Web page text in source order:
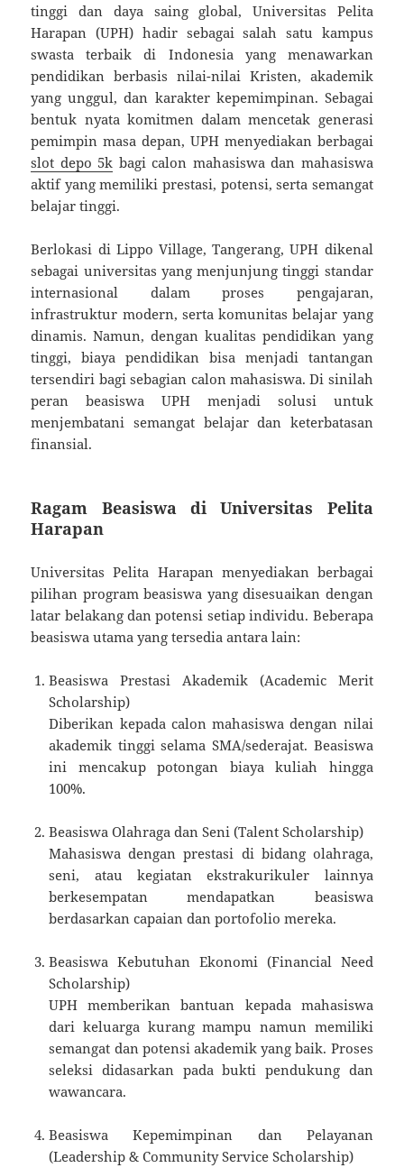
tinggi dan daya saing global, Universitas Pelita
Harapan (UPH) hadir sebagai salah satu kampus
swasta terbaik di Indonesia yang menawarkan
pendidikan berbasis nilai-nilai Kristen, akademik
yang unggul, dan karakter kepemimpinan. Sebagai
bentuk nyata komitmen dalam mencetak generasi
pemimpin masa depan, UPH menyediakan berbagai
slot depo 5k bagi calon mahasiswa dan mahasiswa
aktif yang memiliki prestasi, potensi, serta semangat
belajar tinggi.
Berlokasi di Lippo Village, Tangerang, UPH dikenal
sebagai universitas yang menjunjung tinggi standar
internasional dalam proses pengajaran,
infrastruktur modern, serta komunitas belajar yang
dinamis. Namun, dengan kualitas pendidikan yang
tinggi, biaya pendidikan bisa menjadi tantangan
tersendiri bagi sebagian calon mahasiswa. Di sinilah
peran beasiswa UPH menjadi solusi untuk
menjembatani semangat belajar dan keterbatasan
finansial.
Ragam Beasiswa di Universitas Pelita
Harapan
Universitas Pelita Harapan menyediakan berbagai
pilihan program beasiswa yang disesuaikan dengan
latar belakang dan potensi setiap individu. Beberapa
beasiswa utama yang tersedia antara lain:
Beasiswa Prestasi Akademik (Academic Merit
Scholarship)
Diberikan kepada calon mahasiswa dengan nilai
akademik tinggi selama SMA/sederajat. Beasiswa
ini mencakup potongan biaya kuliah hingga
100%.
Beasiswa Olahraga dan Seni (Talent Scholarship)
Mahasiswa dengan prestasi di bidang olahraga,
seni, atau kegiatan ekstrakurikuler lainnya
berkesempatan mendapatkan beasiswa
berdasarkan capaian dan portofolio mereka.
Beasiswa Kebutuhan Ekonomi (Financial Need
Scholarship)
UPH memberikan bantuan kepada mahasiswa
dari keluarga kurang mampu namun memiliki
semangat dan potensi akademik yang baik. Proses
seleksi didasarkan pada bukti pendukung dan
wawancara.
Beasiswa Kepemimpinan dan Pelayanan
(Leadership & Community Service Scholarship)